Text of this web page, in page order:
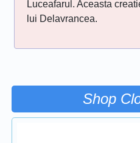
Luceafarul. Aceasta
lui Delavrancea.
Shop